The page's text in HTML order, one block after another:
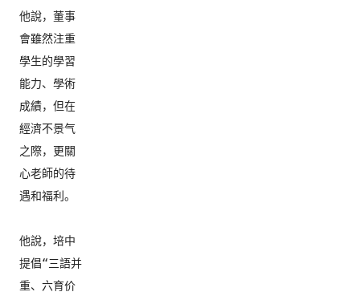
他說，董事
會雖然注重
學生的學習
能力、學術
成績， 但在
經濟不景气
之際，更關
心老師的待
遇和福利。
他說，培中
提倡“三語并
重、六育价